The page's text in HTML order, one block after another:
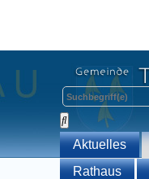
Aktuelles
Rathaus